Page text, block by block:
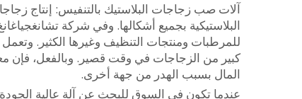
آلات صب زجاجات البلاستيك بالتنفيس: إنتاج
البلاستيكية بجميع أشكالها. وفي شركة
للمرطبات ومنتجات التنظيف وغيرها الكثير.
كبير من الزجاجات في وقت قصير. وبالفعل، فإن
المال بسبب الهدر من جهة أخرى.
عندما تكون في السوق للبحث عن آلة عالية